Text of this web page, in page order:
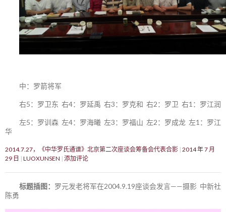
中：罗箭将军
右5：罗卫东 右4：罗延禹 右3：罗克和 右2：罗卫 右1：罗江润
左5：罗训森 左4：罗海曦 左3：罗福山 左2：罗成龙 左1：罗江
华
2014.7.27，《中华罗氏通谱》北京第二次座谈会筹备会代表合影 2014 年 7 月
29 日
LUOXUNSEN 添加评论
标题插图： 罗元发老将军在2004.9.19座谈会发言——摄影 中新社
陈勇